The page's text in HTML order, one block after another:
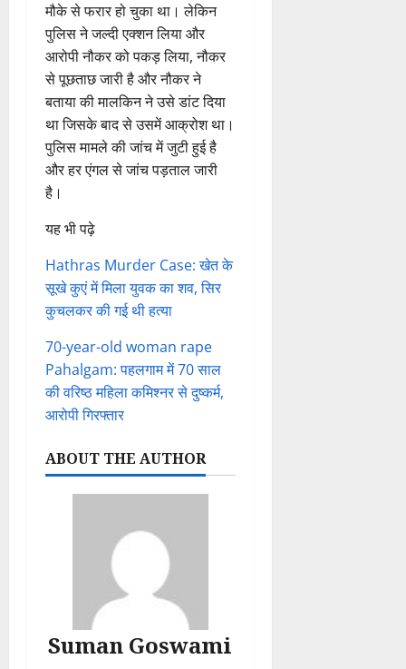
मौके से फरार हो चुका था। लेकिन
पुलिस ने जल्दी एक्शन लिया और
आरोपी नौकर को पकड़ लिया, नौकर
से पूछताछ जारी है और नौकर ने
बताया की मालकिन ने उसे डांट दिया
था जिसके बाद से उसमें आक्रोश था।
पुलिस मामले की जांच में जुटी हुई है
और हर एंगल से जांच पड़ताल जारी
है।
यह भी पढ़े
Hathras Murder Case: खेत के
सूखे कुएं में मिला युवक का शव, सिर
कुचलकर की गई थी हत्या
70-year-old woman rape
Pahalgam: पहलगाम में 70 साल
की वरिष्ठ महिला कमिश्नर से दुष्कर्म,
आरोपी गिरफ्तार
ABOUT THE AUTHOR
Suman Goswami